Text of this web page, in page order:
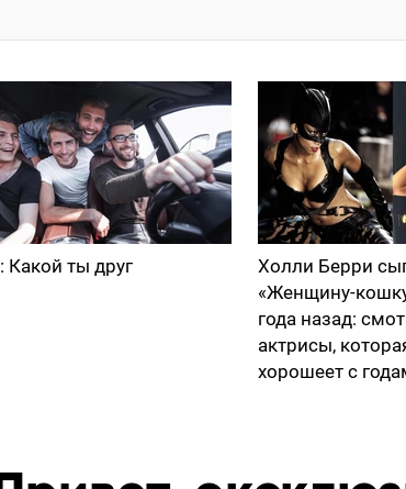
Какой ты друг
Холли Берри
«Женщину-
года назад:
актрисы,
хорошеет с